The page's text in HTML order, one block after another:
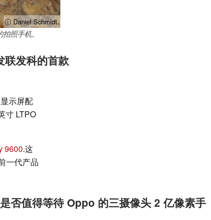
ⓘ Daniel Schmidt.
照手机。
发科的首款
示屏配
寸 LTPO
9600.这
一代产品
值得等待 Oppo 的三摄像头 2 亿像素手